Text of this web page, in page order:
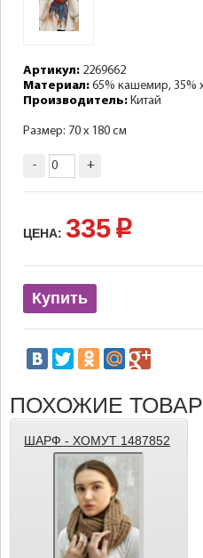
Артикул: 2269662
Материал: 65% кашемир, 35%
Производитель: Китай
Размер: 70 х 180 см
- +
ЦЕНА: 335 p
Купить
ПОХОЖИЕ
ШАРФ - ХОМУТ 1487852